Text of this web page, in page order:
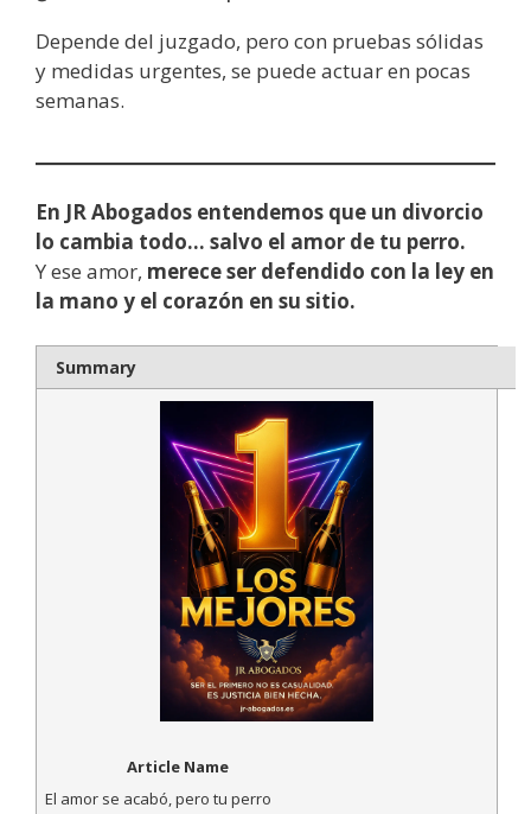
Depende del juzgado, pero con pruebas sólidas
y medidas urgentes, se puede actuar en pocas
semanas.
En JR Abogados entendemos que un divorcio
lo cambia todo… salvo el amor de tu perro.
Y ese amor, merece ser defendido con la ley en
la mano y el corazón en su sitio.
Summary
Article Name
El amor se acabó, pero tu perro